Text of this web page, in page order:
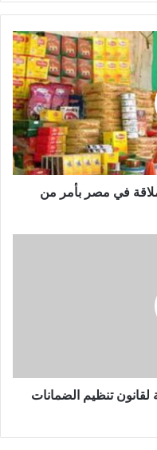
عملاقة في مصر بأمر من
لقانون تنظيم الضمانات